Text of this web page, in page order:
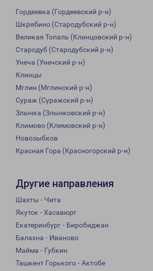
Гордеевка (Гордеевский р-н)
Шкрябино (Стародубский р-н)
Великая Топаль (Клинцовский р-н)
Стародуб (Стародубский р-н)
Унеча (Унечский р-н)
Клинцы
Мглин (Мглинский р-н)
Сураж (Суражский р-н)
Злынка (Злынковский р-н)
Климово (Климовский р-н)
Новозыбков
Красная Гора (Красногорский р-н)
Другие направления
Шахты - Чита
Якутск - Хасавюрт
Екатеринбург - Биробиджан
Балахна - Иваново
Майма - Губкин
Ташкент Горького - Актобе